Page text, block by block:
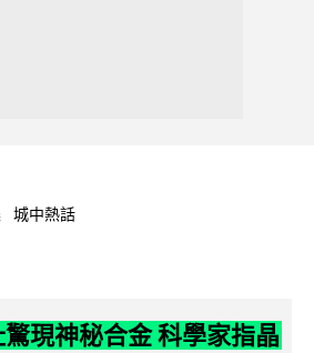
城中熱話
現神秘合金 科學家指晶